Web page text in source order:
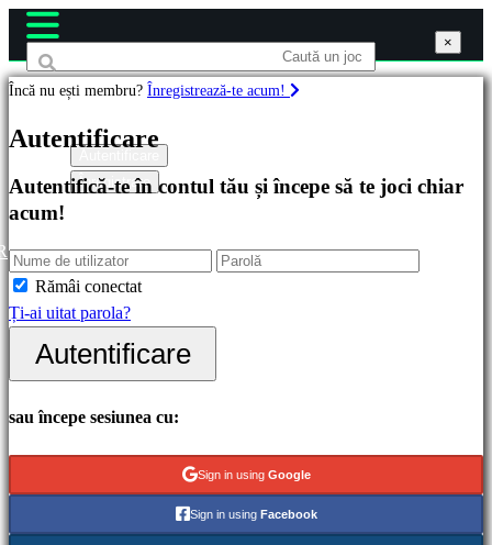
Jocuri
Recomandate
Lansări
noi
Gratis
Categorii
de
de
Înregistrare
×
Încă nu ești membru? Înregistrează-te acum!
Autentificare
Autentifică-te în contul tău și începe să te joci chiar
acum!
Rămâi conectat
Ți-ai uitat parola?
Autentificare
sau începe sesiunea cu:
Sign in using Google
Sign in using Facebook
×
×